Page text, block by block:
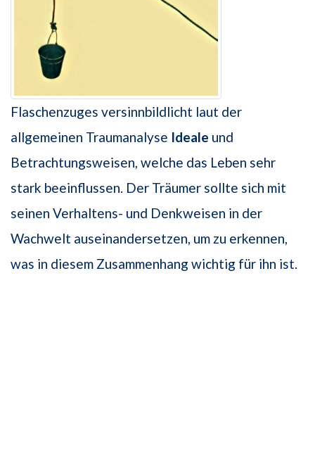
Flaschenzuges versinnbildlicht laut der
allgemeinen Traumanalyse Ideale und
Betrachtungsweisen, welche das Leben sehr
stark beeinflussen. Der Träumer sollte sich mit
seinen Verhaltens- und Denkweisen in der
Wachwelt auseinandersetzen, um zu erkennen,
was in diesem Zusammenhang wichtig für ihn ist.